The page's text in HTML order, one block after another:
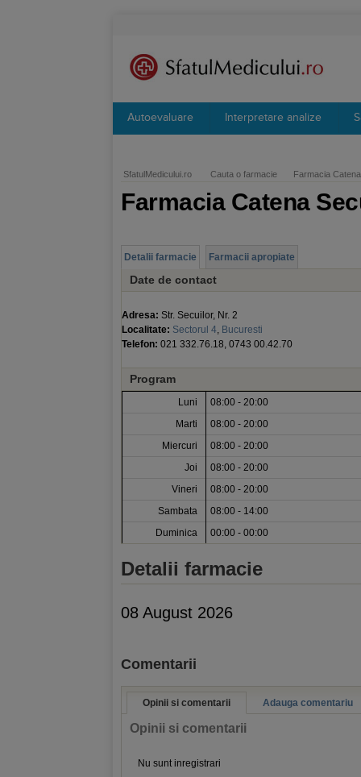
Autoevaluare Interpretare analize
SfatulMedicului.ro Cauta o farmacie Farmacia
Farmacia Catena
Detalii farmacie Farmacii apropiate
Date de contact
Adresa: Str. Secuilor, Nr. 2
Localitate: Sectorul 4, Bucuresti
Telefon: 021 332.76.18, 0743 00.42.70
Program
Luni
08:00 - 20:00
Marti
08:00 - 20:00
Miercuri
08:00 - 20:00
Joi
08:00 - 20:00
Vineri
08:00 - 20:00
Sambata
08:00 - 14:00
Duminica
00:00 - 00:00
Detalii farmacie
08 August 2026
Comentarii
Opinii si comentarii Adauga comentariu
Opinii si comentarii
Nu sunt inregistrari